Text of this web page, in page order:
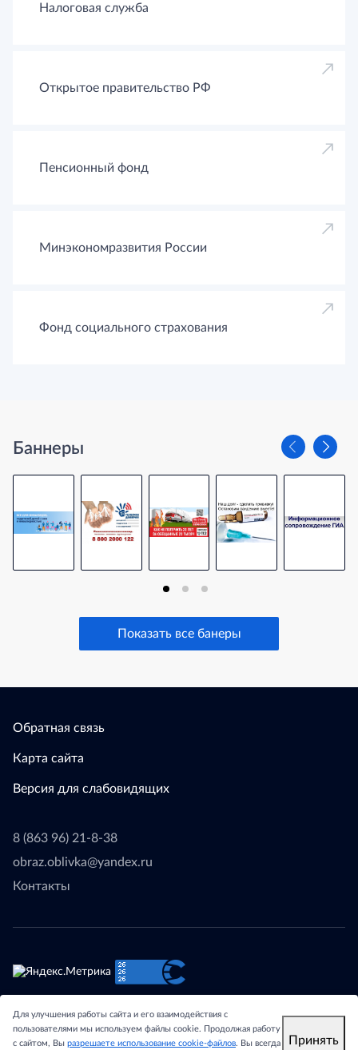
Налоговая служба
Открытое правительство РФ
Пенсионный фонд
Минэкономразвития России
Фонд социального страхования
Баннеры
Показать все банеры
Обратная связь
Карта сайта
Версия для слабовидящих
8 (863 96) 21-8-38
obraz.oblivka@yandex.ru
Контакты
района Ростовской области.
Для улучшения работы сайта и его взаимодействия с
пользователями мы используем файлы cookie. Продолжая работу
с сайтом, Вы разрешаете использование cookie-файлов. Вы всегда Принять